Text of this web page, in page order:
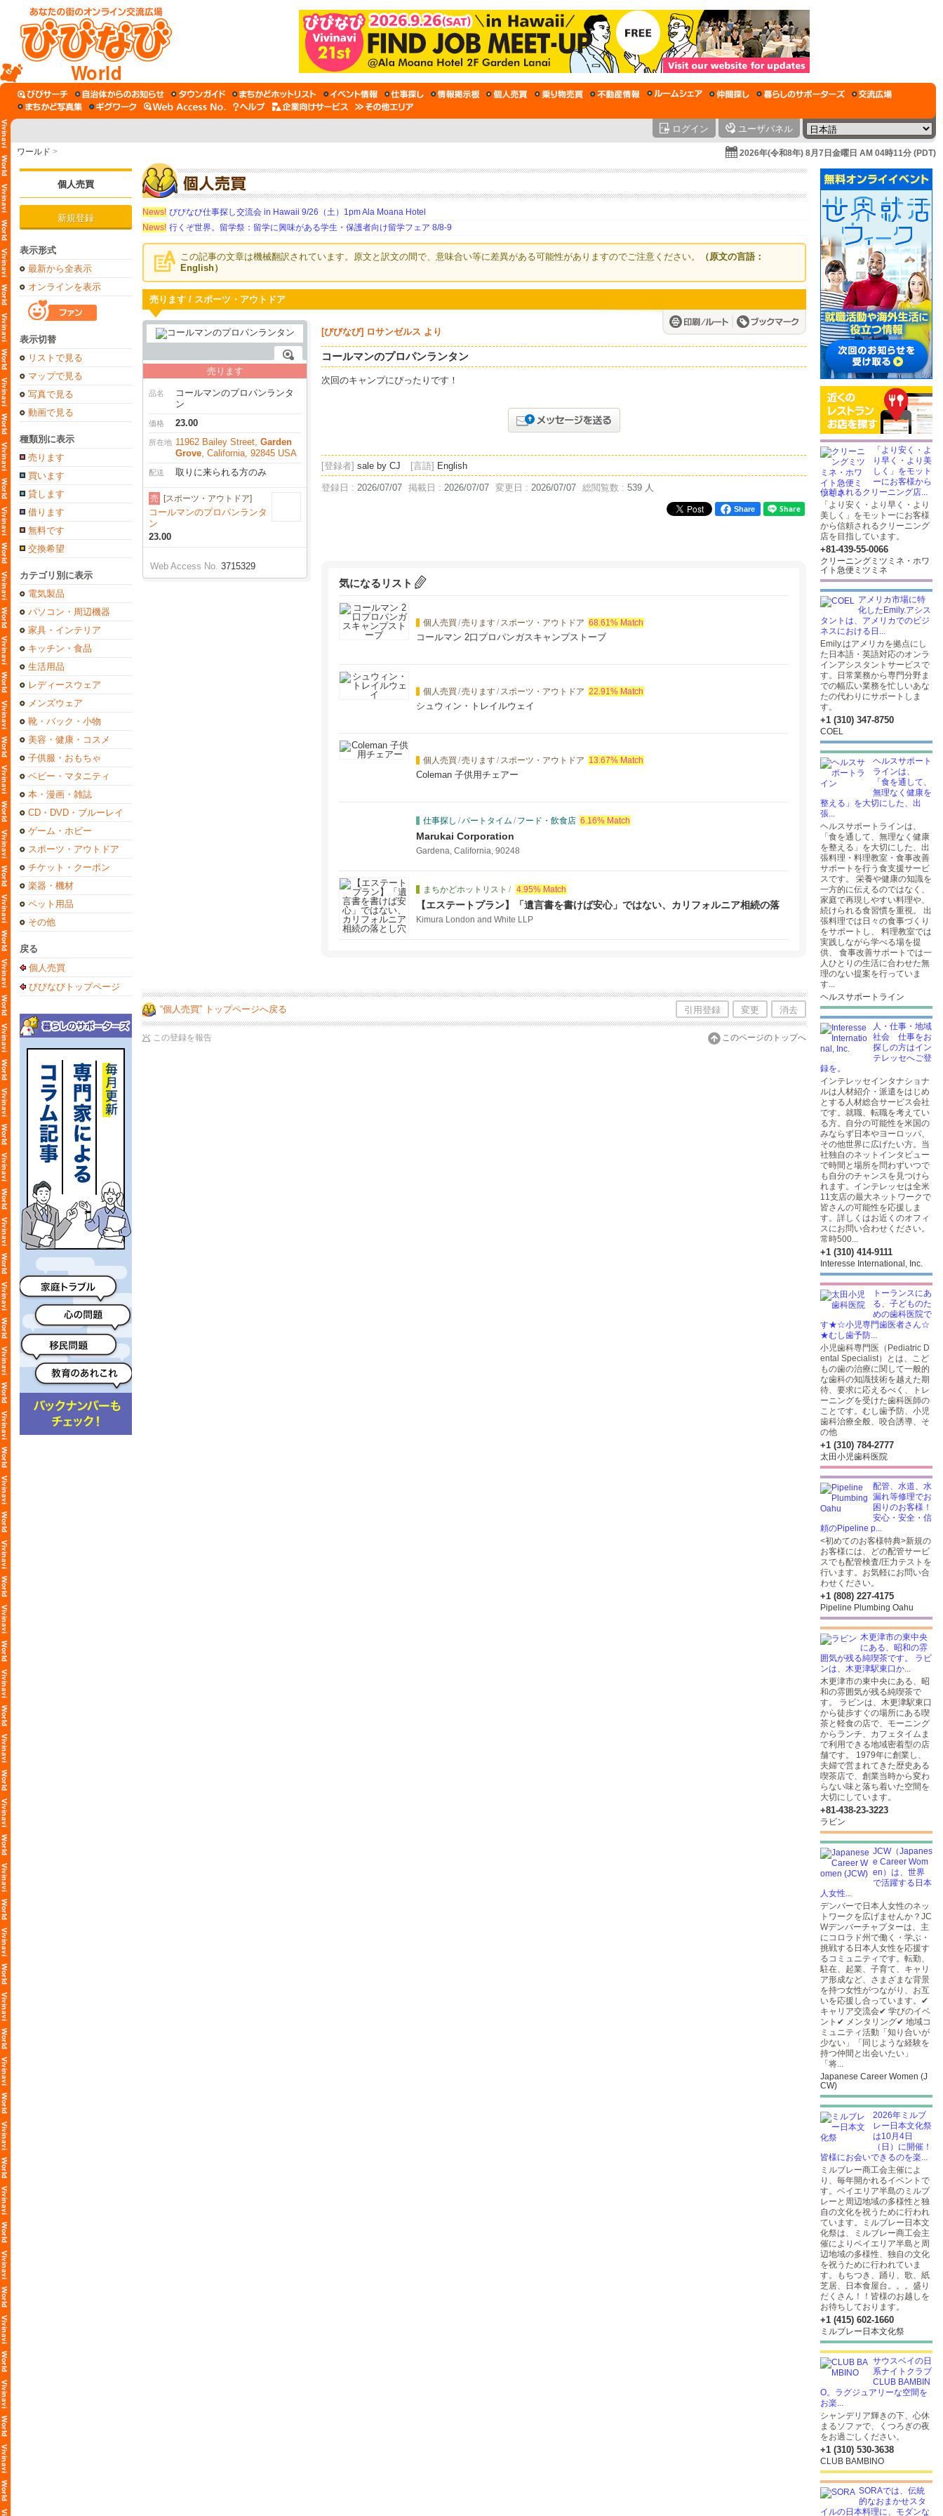
World
ログイン ユーザパネル
ワールド > 2026年(令和8年) 8月7日金曜日 AM 04時11分 (PDT)
個人売買
新規登録
表示形式
最新から全表示
オンラインを表示
表示切替
リストで見る
マップで見る
写真で見る
動画で見る
種類別に表示
売ります
買います
貸します
借ります
無料です
交換希望
カテゴリ別に表示
電気製品
パソコン・周辺機器
家具・インテリア
キッチン・食品
生活用品
レディースウェア
メンズウェア
靴・バック・小物
美容・健康・コスメ
子供服・おもちゃ
ベビー・マタニティ
本・漫画・雑誌
CD・DVD・ブルーレイ
ゲーム・ホビー
スポーツ・アウトドア
チケット・クーポン
楽器・機材
ペット用品
その他
戻る
個人売買
びびなびトップページ
News! びびなび仕事探し交流会 in Hawaii 9/26（土）1pm Ala Moana Hotel
News! 行くぞ世界。留学祭：留学に興味がある学生・保護者向け留学フェア 8/8-9
この記事の文章は機械翻訳されています。原文と訳文の間で、意味合い等に差異がある可能性がありますのでご注意ください。
（原文の言語：
English）
売ります / スポーツ・アウトドア
売ります
品名
コールマンのプロパンランタ
ン
価格 23.00
所在地 11962 Bailey Street, Garden
Grove, California, 92845 USA
配送 取りに来られる方のみ
売 [スポーツ・アウトドア]
コールマンのプロパンランタ
ン
23.00
Web Access No. 3715329
[びびなび] ロサンゼルス より
コールマンのプロパンランタン
次回のキャンプにぴったりです！
[登録者] sale by CJ [言語] English
登録日 : 2026/07/07 掲載日 : 2026/07/07 変更日 : 2026/07/07 総閲覧数 : 539 人
Share
気になるリスト
個人売買 /売ります/ スポーツ・アウトドア 68.61% Match
コールマン 2口プロパンガスキャンプストーブ
個人売買 /売ります/ スポーツ・アウトドア 22.91% Match
シュウィン・トレイルウェイ
個人売買 /売ります/ スポーツ・アウトドア 13.67% Match
Coleman 子供用チェアー
仕事探し /パートタイム / フード・飲食店 6.16% Match
Marukai Corporation
Gardena, California, 90248
まちかどホットリスト / 4.95% Match
【エステートプラン】「遺言書を書けば安心」ではない、カリフォルニア相続の落
とし穴
Kimura London and White LLP
“個人売買” トップページへ戻る 引用登録 変更 消去
この登録を報告 このページのトップへ
「より安く・よ
り早く・より美
しく」をモット
ーにお客様から
信頼されるクリーニング店...
「より安く・より早く・より
美しく」をモットーにお客様
から信頼されるクリーニング
店を目指しています。
+81-439-55-0066
クリーニングミツミネ・ホワ
イト急便ミツミネ
アメリカ市場に特
化したEmily.アシス
タントは、アメリカでのビジ
ネスにおける日...
Emily.はアメリカを拠点にし
た日本語・英語対応のオンラ
インアシスタントサービスで
す。日常業務から専門分野ま
での幅広い業務を忙しいあな
たの代わりにサポートしま
す。
+1 (310) 347-8750
COEL
ヘルスサポート
ラインは、
「食を通して、
無理なく健康を
整える」を大切にした、出
張...
ヘルスサポートラインは、
「食を通して、無理なく健康
を整える」を大切にした、出
張料理・料理教室・食事改善
サポートを行う食支援サービ
スです。 栄養や健康の知識を
一方的に伝えるのではなく、
家庭で再現しやすい料理や、
続けられる食習慣を重視。 出
張料理では日々の食事づくり
をサポートし、 料理教室では
実践しながら学べる場を提
供、 食事改善サポートでは一
人ひとりの生活に合わせた無
理のない提案を行っていま
す...
ヘルスサポートライン
人・仕事・地域
社会 仕事をお
探しの方はイン
テレッセへご登
録を。
インテレッセインタナショナ
ルは人材紹介・派遣をはじめ
とする人材総合サービス会社
です。就職、転職を考えてい
る方。自分の可能性を米国の
みならず日本やヨーロッパ、
その他世界に広げたい方。当
社独自のネットインタビュー
で時間と場所を問わずいつで
も自分のチャンスを見つけら
れます。インテレッセは全米
11支店の最大ネットワークで
皆さんの可能性を応援しま
す。詳しくはお近くのオフィ
スにお問い合わせください。
常時500...
+1 (310) 414-9111
Interesse International, Inc.
トーランスにあ
る、子どものた
めの歯科医院で
す★☆小児専門歯医者さん☆
★むし歯予防...
小児歯科専門医（Pediatric D
ental Specialist）とは、こど
もの歯の治療に関して一般的
な歯科の知識技術を越えた期
待、要求に応えるべく、トレ
ーニングを受けた歯科医師の
ことです。むし歯予防、小児
歯科治療全般、咬合誘導、そ
の他
+1 (310) 784-2777
太田小児歯科医院
配管、水道、水
漏れ等修理でお
困りのお客様！
安心・安全・信
頼のPipeline p...
<初めてのお客様特典>新規の
お客様には、どの配管サービ
スでも配管検査/圧力テストを
行います。お気軽にお問い合
わせください。
+1 (808) 227-4175
Pipeline Plumbing Oahu
木更津市の東中央
にある、昭和の雰
囲気が残る純喫茶です。 ラビ
ンは、木更津駅東口か...
木更津市の東中央にある、昭
和の雰囲気が残る純喫茶で
す。 ラビンは、木更津駅東口
から徒歩すぐの場所にある喫
茶と軽食の店で、モーニング
からランチ、カフェタイムま
で利用できる地域密着型の店
舗です。 1979年に創業し、
夫婦で営まれてきた歴史ある
喫茶店で、創業当時から変わ
らない味と落ち着いた空間を
大切にしています。
+81-438-23-3223
ラビン
JCW（Japanes
e Career Wom
en）は、世界
で活躍する日本
人女性...
デンバーで日本人女性のネッ
トワークを広げませんか？JC
Wデンバーチャプターは、主
にコロラド州で働く・学ぶ・
挑戦する日本人女性を応援す
るコミュニティです。転勤、
駐在、起業、子育て、キャリ
ア形成など、さまざまな背景
を持つ女性がつながり、お互
いを応援し合っています。✔
キャリア交流会✔ 学びのイベ
ント✔ メンタリング✔ 地域コ
ミュニティ活動「知り合いが
少ない」「同じような経験を
持つ仲間と出会いたい」
「将...
Japanese Career Women (J
CW)
2026年ミルブ
レー日本文化祭
は10月4日
（日）に開催！
皆様にお会いできるのを楽...
ミルブレー商工会主催によ
り、毎年開かれるイベントで
す。ベイエリア半島のミルブ
レーと周辺地域の多様性と独
自の文化を祝うために行われ
ています。ミルブレー日本文
化祭は、ミルブレー商工会主
催によりベイエリア半島と周
辺地域の多様性、独自の文化
を祝うために行われていま
す。もちつき、踊り、歌、紙
芝居、日本食屋台。。。盛り
だくさん！！皆様のお越しを
お待ちしております。
+1 (415) 602-1660
ミルブレー日本文化祭
サウスベイの日
系ナイトクラブ
CLUB BAMBIN
O。ラグジュアリーな空間を
お楽...
シャンデリア輝きの下、心休
まるソファで、くつろぎの夜
をお過ごしください。
+1 (310) 530-3638
CLUB BAMBINO
SORAでは、伝統
的なおまかせスタ
イルの日本料理に、モダンな